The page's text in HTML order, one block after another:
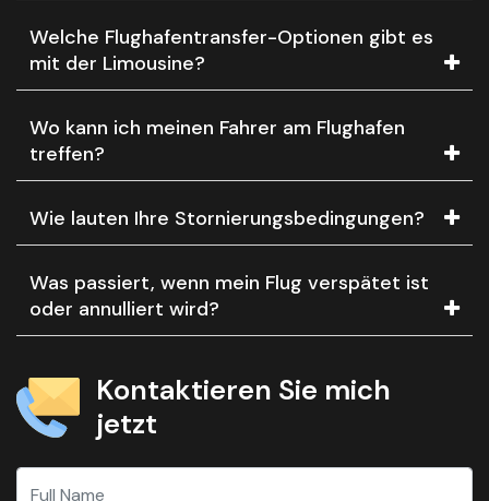
Welche Flughafentransfer-Optionen gibt es
mit der Limousine?
Wo kann ich meinen Fahrer am Flughafen
treffen?
Wie lauten Ihre Stornierungsbedingungen?
Was passiert, wenn mein Flug verspätet ist
oder annulliert wird?
Kontaktieren Sie mich
jetzt